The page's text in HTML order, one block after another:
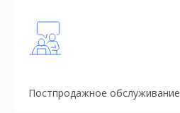
Постпродажное обслуживание